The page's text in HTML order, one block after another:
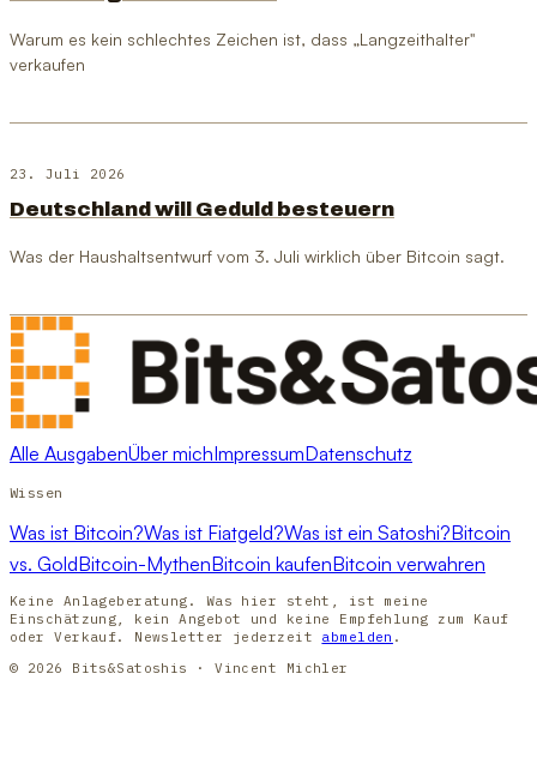
Warum es kein schlechtes Zeichen ist, dass „Langzeithalter"
verkaufen
23. Juli 2026
Deutschland will Geduld besteuern
Was der Haushaltsentwurf vom 3. Juli wirklich über Bitcoin sagt.
Alle AusgabenÜber michImpressumDatenschutz
Wissen
Was ist Bitcoin?Was ist Fiatgeld?Was ist ein Satoshi?Bitcoin
vs. GoldBitcoin-MythenBitcoin kaufenBitcoin verwahren
Keine Anlageberatung. Was hier steht, ist meine
Einschätzung, kein Angebot und keine Empfehlung zum Kauf
oder Verkauf. Newsletter jederzeit abmelden .
© 2026 Bits&Satoshis · Vincent Michler